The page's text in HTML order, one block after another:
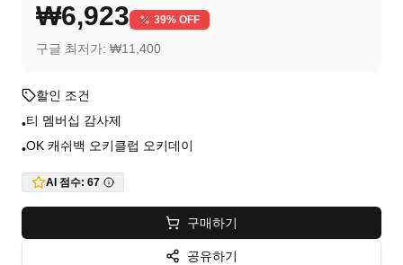
₩6,923 39% OFF
구글 최저가: ₩11,400
할인 조건
•티 멤버십 감사제
•OK 캐쉬백 오키클럽 오키데이
AI 점수: 67
구매하기
공유하기